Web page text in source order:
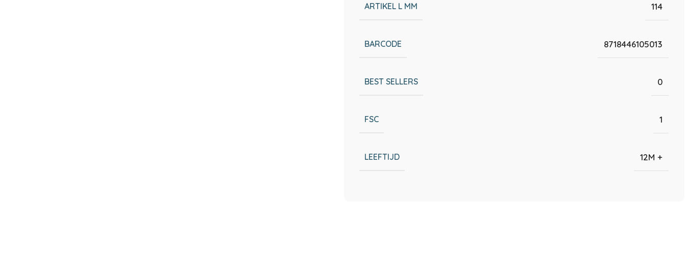
ARTIKEL L MM 114
BARCODE 8718446105013
BEST SELLERS 0
FSC 1
LEEFTIJD 12M +